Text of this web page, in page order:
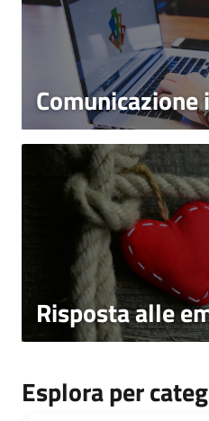
Risposta alle
Esplora per